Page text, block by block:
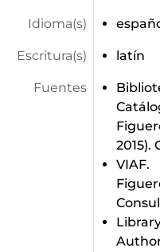
Idioma(s)
Escritura(s) latín
Fuentes
2015).
VIAF.